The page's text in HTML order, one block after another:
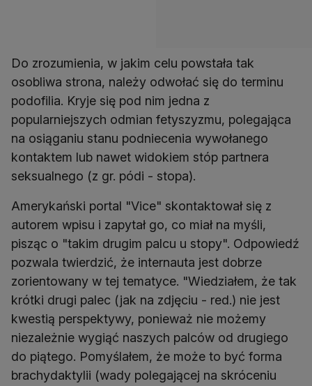
Do zrozumienia, w jakim celu powstała tak
osobliwa strona, należy odwołać się do terminu
podofilia. Kryje się pod nim jedna z
popularniejszych odmian fetyszyzmu, polegająca
na osiąganiu stanu podniecenia wywołanego
kontaktem lub nawet widokiem stóp partnera
seksualnego (z gr. pódi - stopa).
Amerykański portal "Vice" skontaktował się z
autorem wpisu i zapytał go, co miał na myśli,
pisząc o "takim drugim palcu u stopy". Odpowiedź
pozwala twierdzić, że internauta jest dobrze
zorientowany w tej tematyce. "Wiedziałem, że tak
krótki drugi palec (jak na zdjęciu - red.) nie jest
kwestią perspektywy, ponieważ nie możemy
niezależnie wygiąć naszych palców od drugiego
do piątego. Pomyślałem, że może to być forma
brachydaktylii (wady polegającej na skróceniu